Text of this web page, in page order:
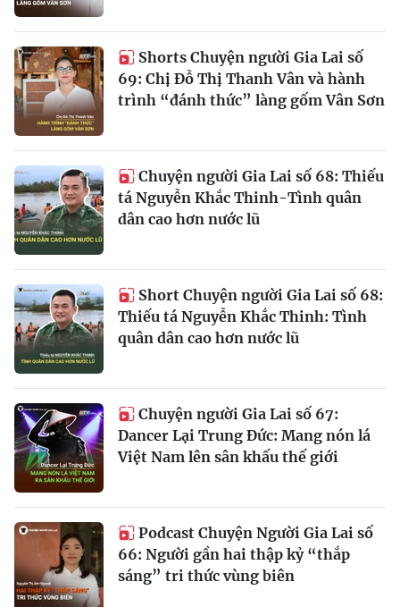
Shorts Chuyện người Gia Lai số
69: Chị Đỗ Thị Thanh Vân và hành
trình “đánh thức” làng gốm Vân Sơn
Chuyện người Gia Lai số 68: Thiếu
tá Nguyễn Khắc Thinh-Tình quân
dân cao hơn nước lũ
Short Chuyện người Gia Lai số 68:
Thiếu tá Nguyễn Khắc Thinh: Tình
quân dân cao hơn nước lũ
Chuyện người Gia Lai số 67:
Dancer Lại Trung Đức: Mang nón lá
Việt Nam lên sân khấu thế giới
Podcast Chuyện Người Gia Lai số
66: Người gần hai thập kỷ “thắp
sáng” tri thức vùng biên